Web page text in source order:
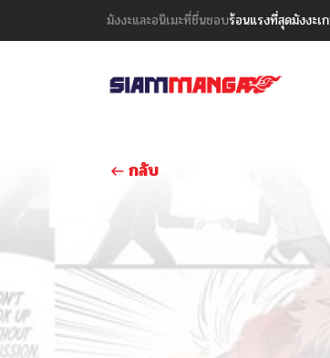
มังงะและอนิเมะที่ชื่นชอบร้อนแรงที่สุดมังงะเ
กลับ